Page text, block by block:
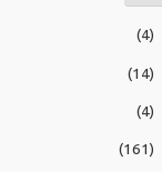
(4)
(14)
(4)
(161)